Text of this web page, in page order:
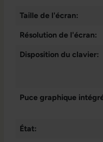
Taille de l'écran:
Résolution de l'écran:
Disposition du clavier:
Puce graphique
État: